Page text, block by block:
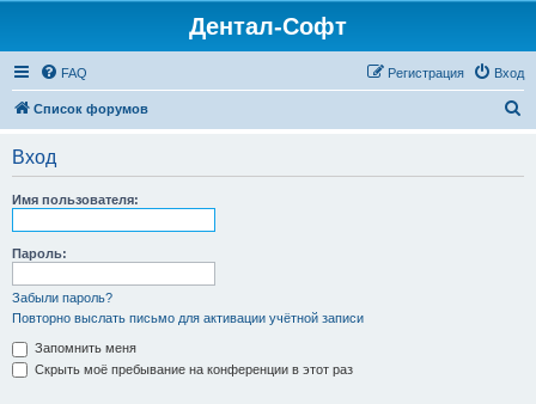
Дентал-Софт
FAQ Вход
Регистрация
Список форумов
Вход
Имя пользователя:
Пароль:
Забыли пароль?
Повторно выслать письмо для активации учётной записи
Запомнить меня
Скрыть моё пребывание на конференции в этот раз